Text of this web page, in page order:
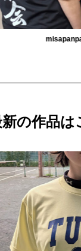
misapanpan様の
の作品は